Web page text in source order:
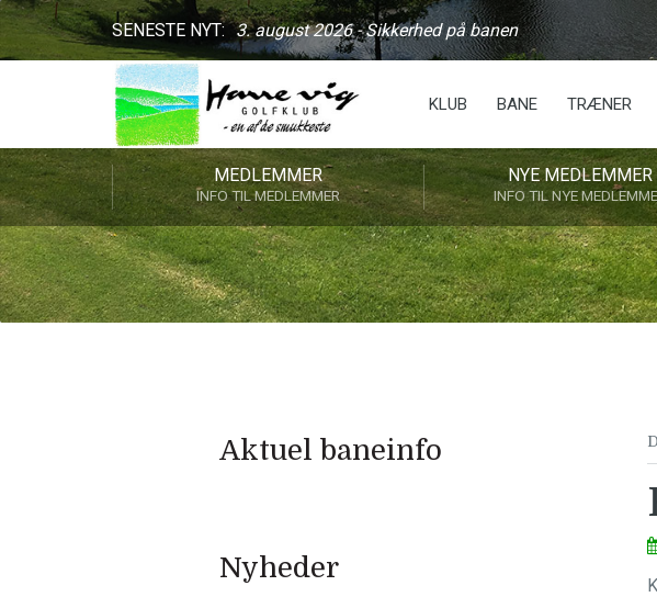
SENESTE NYT: 3. august 2026 - Sikkerhed på banen
KLUB BANE TRÆNER
MEDLEMMER
INFO TIL MEDLEMMER
NYE MEDLEMMER
INFO TIL NYE
Aktuel baneinfo
Nyheder